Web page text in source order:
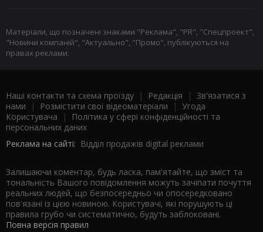
Матеріали, що позначені знаками "Реклама", "PR", "Спецпроект",
"Новини компаній", "Актуально", "Промо", публікуються на
правах реклами.
Наші контакти та схема проїзду | Редакція | Зв'язатися з
нами | Розмістити свої відеоматеріали | Угода
Користувача |
Політика у сфері конфіденційності та
персональних даних
Реклама на сайті: Відділ продажів digital реклами
Залишаючи коментар, будь ласка, пам'ятайте, що зміст та
тональність Вашого повідомлення можуть зачіпати почуття
реальних людей, що безпосередньо чи опосередковано
пов'язані із цією новиною. Користувачі, які порушують ці
правила грубо чи систематично, будуть заблоковані.
Повна версія правил